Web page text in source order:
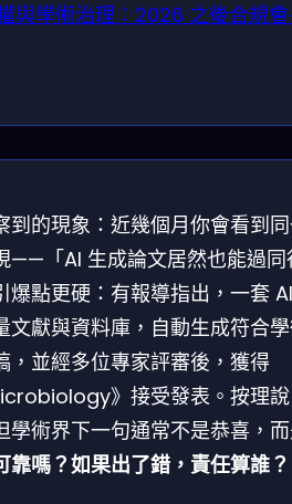
與學術治理：2026 之後合規
到的現象：近幾個月你會看到
——「AI 生成論文居然也能過同
爆點更硬：有報導指出，一套
文獻與資料庫，自動生成符合
，並經多位專家評審後，獲得
》接受發表。按理
學術界下一句通常不是恭喜，
靠嗎？如果出了錯，責任算誰？